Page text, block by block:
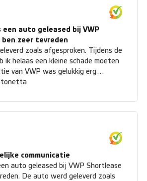
een auto geleased bij VWP
zeer tevreden
zoals afgesproken. Tijdens de
ik helaas een kleine schade moeten
van VWP was gelukkig erg
de schademelding werd netjes
en klantgericht. Er werd
en eventuele punten werden
hele proces voelde eerlijk en
en inname verliep alles zonder
echt wat ze beloven. Zeer aan te
communicatie
auto geleased bij VWP Shortlease
De auto werd geleverd zoals